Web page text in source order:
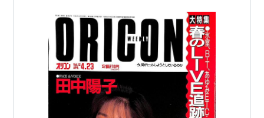
いております。 | #田中陽子 Coco 永井真理子 #谷
村有美 工藤静香 JunSkyWalkers #吉田栄作 KAN
瀬能あづさ 千堂あきほ 他 |